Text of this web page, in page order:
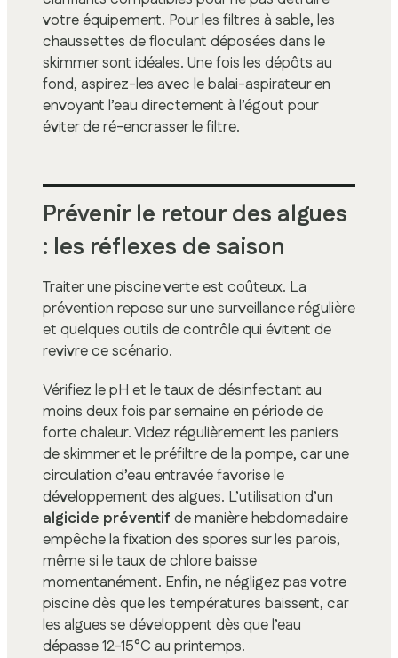
votre équipement. Pour les filtres à sable, les
chaussettes de floculant déposées dans le
skimmer sont idéales. Une fois les dépôts au
fond, aspirez-les avec le balai-aspirateur en
envoyant l’eau directement à l’égout pour
éviter de ré-encrasser le filtre.
Prévenir le retour des algues
: les réflexes de saison
Traiter une piscine verte est coûteux. La
prévention repose sur une surveillance régulière
et quelques outils de contrôle qui évitent de
revivre ce scénario.
Vérifiez le pH et le taux de désinfectant au
moins deux fois par semaine en période de
forte chaleur. Videz régulièrement les paniers
de skimmer et le préfiltre de la pompe, car une
circulation d’eau entravée favorise le
développement des algues. L’utilisation d’un
algicide préventif de manière hebdomadaire
empêche la fixation des spores sur les parois,
même si le taux de chlore baisse
momentanément. Enfin, ne négligez pas votre
piscine dès que les températures baissent, car
les algues se développent dès que l’eau
dépasse 12-15°C au printemps.